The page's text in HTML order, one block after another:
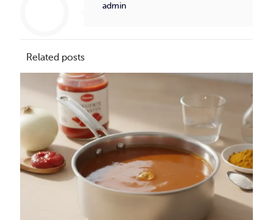
admin
Related posts